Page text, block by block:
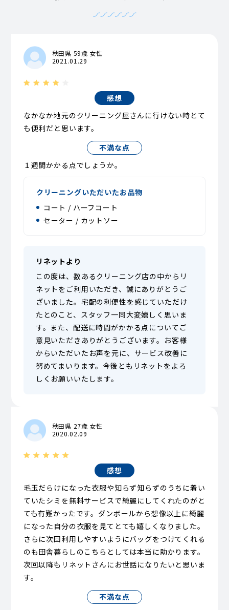
秋田県 59歳 女性
2021.01.29
感想
なかなか地元のクリーニング屋さんに行けない時とて
も便利だと思います。
不満な点
１週間かかる点でしょうか。
クリーニングいただいたお品物
コート / ハーフコート
セーター / カットソー
リネットより
この度は、数あるクリーニング店の中からリ
ネットをご利用いただき、誠にありがとうご
ざいました。宅配の利便性を感じていただけ
たとのこと、スタッフ一同大変嬉しく思いま
す。また、配送に時間がかかる点についてご
意見いただきありがとうございます。お客様
からいただいたお声を元に、サービス改善に
努めてまいります。今後ともリネットをよろ
しくお願いいたします。
秋田県 27歳 女性
2020.02.09
感想
毛玉だらけになった衣服や知らず知らずのうちに着い
ていたシミを無料サービスで綺麗にしてくれたのがと
ても有難かったです。ダンボールから想像以上に綺麗
になった自分の衣服を見てとても嬉しくなりました。
さらに次回利用しやすいようにバッグをつけてくれる
のも田舎暮らしのこちらとしては本当に助かります。
次回以降もリネットさんにお世話になりたいと思いま
す。
不満な点